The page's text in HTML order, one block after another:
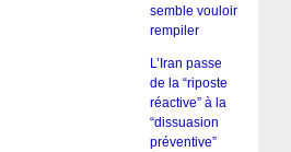
semble vouloir
rempiler
L’Iran passe
de la “riposte
réactive” à la
“dissuasion
préventive”